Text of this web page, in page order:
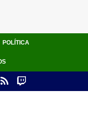
POLÍTICA